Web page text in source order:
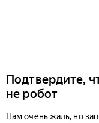
Подтвердите,
не робот
Нам очень жаль, но